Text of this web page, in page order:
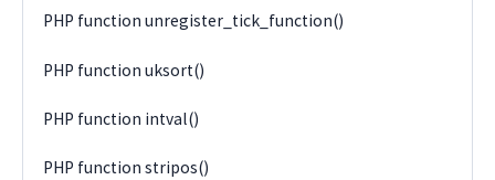
PHP function unregister_tick_function()
PHP function uksort()
PHP function intval()
PHP function stripos()